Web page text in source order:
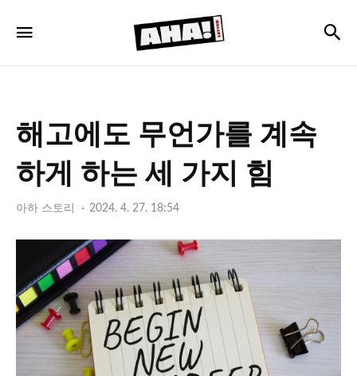
아
하
해고에도 무언가를 계속
하게 하는 세 가지 힘
아하 스토리 2024. 4. 27. 18:54